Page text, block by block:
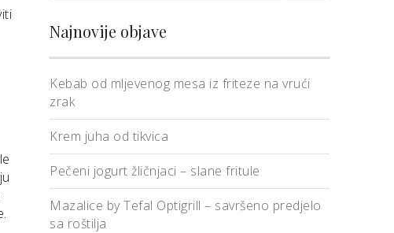
Najnovije objave
Kebab od mljevenog mesa iz friteze na vrući
zrak
Krem juha od tikvica
Pečeni jogurt žličnjaci – slane fritule
Mazalice by Tefal Optigrill – savršeno predjelo
sa roštilja